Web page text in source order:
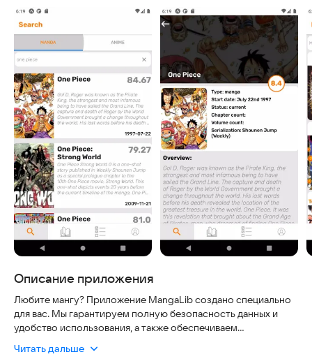
Скриншоты
Описание приложения
Любите мангу? Приложение MangaLib создано специально
для вас. Мы гарантируем полную безопасность данных и
удобство использования, а также обеспечиваем
надежный инструмент для управления коллекцией, открытия
Читать дальше